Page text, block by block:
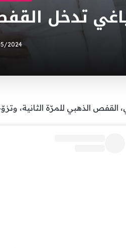
تدخل
2024
القفص الذهبي للمرّة